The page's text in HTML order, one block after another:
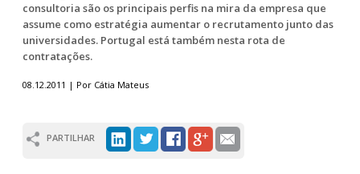
consultoria são os principais perfis na mira da empresa que
assume como estratégia aumentar o recrutamento junto das
universidades. Portugal está também nesta rota de
contratações.
08.12.2011 | Por Cátia Mateus
PARTILHAR